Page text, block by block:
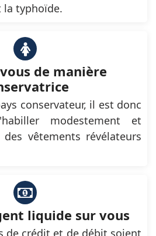
la typhoïde.
de manière
conservateur, il est donc
modestement et
vêtements révélateurs
liquide sur vous
de crédit et de débit soient